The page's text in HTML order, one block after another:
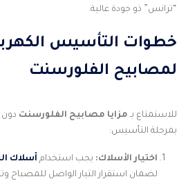
“ترانس” ذو جودة عالية.
خطوات التأسيس
لمصابيح الفلورسنت
للاستمتاع بـ مزايا مصابيح الفلورسنت دون
بمرحلة التأسيس:
اختيار الأسلاك: يجب استخدام أسلاك
لضمان استقرار التيار الواصل للمصباح